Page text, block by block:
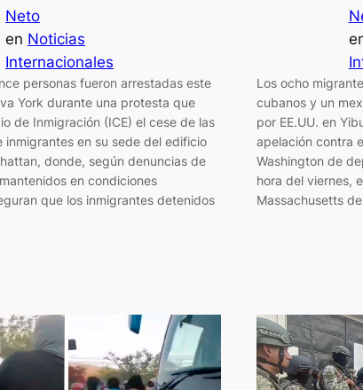
Neto
en Noticias
Internacionales
personas fueron arrestadas este
York durante una protesta que
de Inmigración (ICE) el cese de las
inmigrantes en su sede del edificio
donde, según denuncias de
en condiciones
que los inmigrantes detenidos
Los ocho
cubanos y un
por EE.UU. en
apelación contra
Washington de
hora del viernes,
Massachusetts